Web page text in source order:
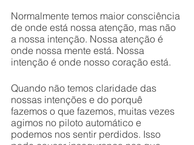
Normalmente temos maior consciência
de onde está nossa atenção, mas não
a nossa intenção. Nossa atenção é
onde nossa mente está. Nossa
intenção é onde nosso coração está.
Quando não temos claridade das
nossas intenções e do porquê
fazemos o que fazemos, muitas vezes
agimos no piloto automático e
podemos nos sentir perdidos. Isso